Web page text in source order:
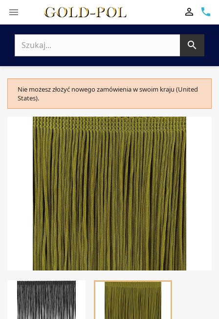
 phone


Nie możesz złożyć nowego zamówienia w swoim kraju (United
States).